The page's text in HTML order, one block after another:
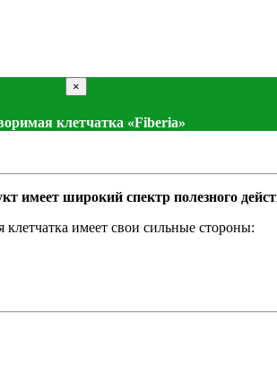
×
клетчатка «Fiberia»
имеет широкий спектр полезного
имеет свои сильные стороны: